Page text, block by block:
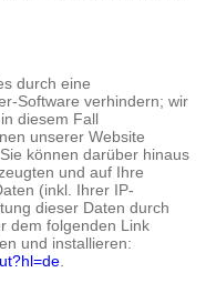
durch eine
Software verhindern; wir
diesem Fall
unserer Website
können darüber hinaus
und auf Ihre
(inkl. Ihrer IP-
dieser Daten durch
dem folgenden Link
und installieren: